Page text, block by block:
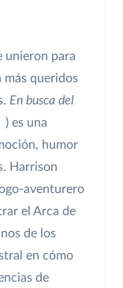
unieron para
más queridos
En busca del
) es una
humor
Harrison
aventurero
el Arca de
de los
en cómo
de